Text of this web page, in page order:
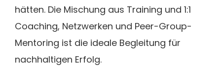
hätten. Die Mischung aus Training und 1:1
Coaching, Netzwerken und Peer-Group-
Mentoring ist die ideale Begleitung für
nachhaltigen Erfolg.